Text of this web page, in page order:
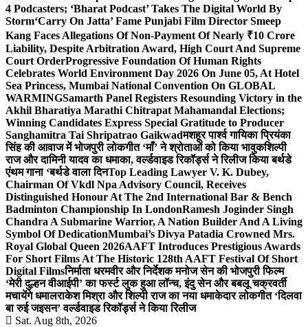
4 Podcasters; ‘Bharat Podcast’ Takes The Digital World By
Storm‘Carry On Jatta’ Fame Punjabi Film Director Smeep
Kang Faces Allegations Of Non-Payment Of Nearly ₹10 Crore
Liability, Despite Arbitration Award, High Court And Supreme
Court OrderProgressive Foundation Of Human Rights
Celebrates World Environment Day 2026 On June 05, At Hotel
Sea Princess, Mumbai National Convention On GLOBAL
WARMINGSamarth Panel Registers Resounding Victory in the
Akhil Bharatiya Marathi Chitrapat Mahamandal Elections;
Winning Candidates Express Special Gratitude to Producer
Sanghamitra Tai Shripatrao Gaikwadमशहूर पार्श्व गायिका प्रियंका
सिंह की आवाज में भोजपुरी लोकगीत ‘माँ’ ने श्रोताओं को किया भावुकशिल्पी
राज और दामिनी यादव का धमाका, वर्ल्डवाइड रिकॉर्ड्स ने रिलीज किया बर्थडे
एंथम गाना ‘बर्थडे वाला दिनTop Leading Lawyer V. K. Dubey,
Chairman Of Vkdl Npa Advisory Council, Receives
Distinguished Honour At The 2nd International Bar & Bench
Badminton Championship In LondonRamesh Joginder Singh
Chandra A Submarine Warrior, A Nation Builder And A Living
Symbol Of DedicationMumbai’s Divya Patadia Crowned Mrs.
Royal Global Queen 2026AAFT Introduces Prestigious Awards
For Short Films At The Historic 128th AAFT Festival Of Short
Digital Filmsनिर्माता धरमवीर और निर्देशक मनोज सेन की भोजपुरी फिल्म
‘मेरी दुल्हन वीआईपी’ का फर्स्ट लुक हुआ लॉन्च, इंदु सेन और बबलू चक्रवर्ती
मचायेंगे धमालराकेश मिश्रा और शिल्पी राज का नया धमाकेदार लोकगीत ‘दिलवा
बा रुई जइसन’ वर्ल्डवाइड रिकॉर्ड्स ने किया रिलीज
Sat. Aug 8th, 2026